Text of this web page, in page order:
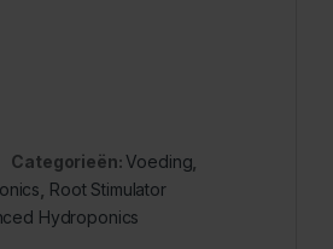
Categorieën:Voeding
Root Stimulator
Hydroponics